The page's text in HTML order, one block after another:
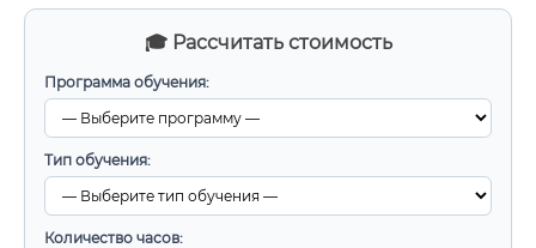
🎓 Рассчитать стоимость
Программа обучения:
Тип обучения:
Количество часов: